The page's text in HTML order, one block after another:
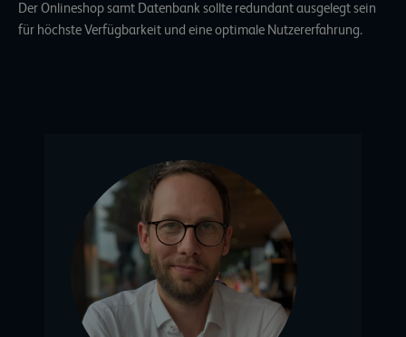
Der Onlineshop samt Datenbank sollte redundant ausgelegt sein
für höchste Verfügbarkeit und eine optimale Nutzererfahrung.